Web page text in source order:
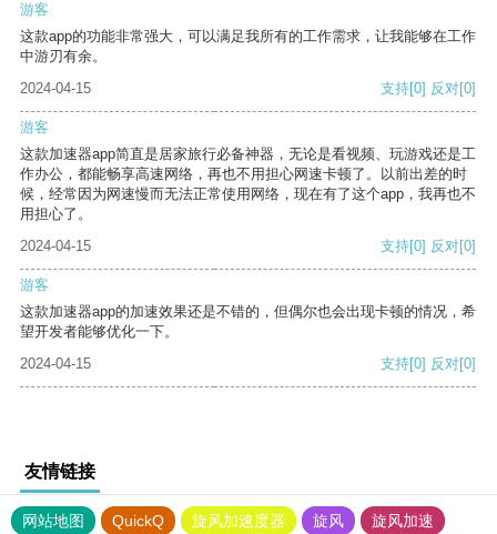
游客
这款app的功能非常强大，可以满足我所有的工作需求，让我能够在工作
中游刃有余。
2024-04-15
支持[0] 反对[0]
游客
这款加速器app简直是居家旅行必备神器，无论是看视频、玩游戏还是工
作办公，都能畅享高速网络，再也不用担心网速卡顿了。以前出差的时
候，经常因为网速慢而无法正常使用网络，现在有了这个app，我再也不
用担心了。
2024-04-15
支持[0] 反对[0]
游客
这款加速器app的加速效果还是不错的，但偶尔也会出现卡顿的情况，希
望开发者能够优化一下。
2024-04-15
支持[0] 反对[0]
友情链接
网站地图 QuickQ 旋风加速度器 旋风 旋风加速